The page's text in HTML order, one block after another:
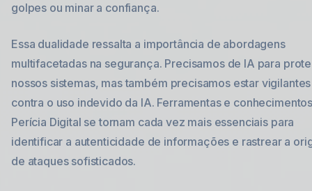
golpes ou minar a confiança.
Essa dualidade ressalta a importância de abordagens
multifacetadas na segurança. Precisamos de IA para
nossos sistemas, mas também precisamos estar vigilantes
contra o uso indevido da IA. Ferramentas e
Perícia Digital se tornam cada vez mais essenciais para
identificar a autenticidade de informações e rastrear a
de ataques sofisticados.